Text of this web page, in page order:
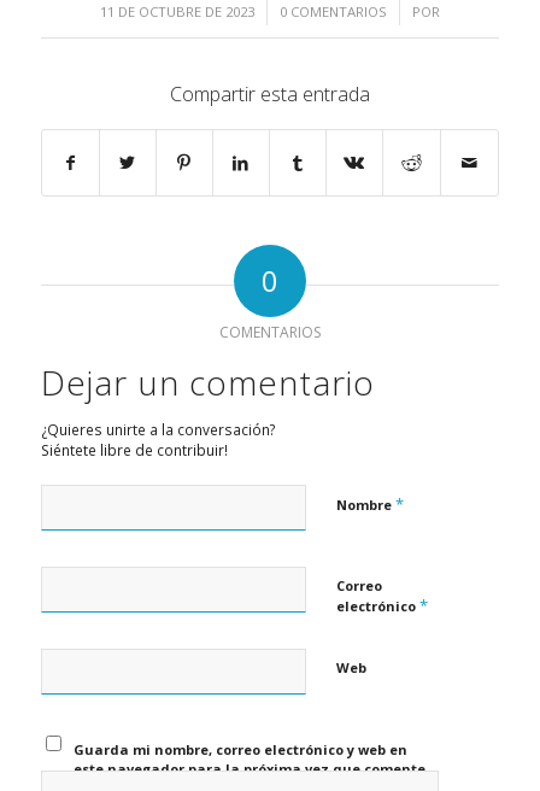
11 DE OCTUBRE DE 2023
/ 0 COMENTARIOS
/ POR
Compartir esta entrada
0
COMENTARIOS
Dejar un comentario
¿Quieres unirte a la conversación?
Siéntete libre de contribuir!
Nombre *
Correo
electrónico *
Web
Guarda mi nombre, correo electrónico y web en
este navegador para la próxima vez que comente.